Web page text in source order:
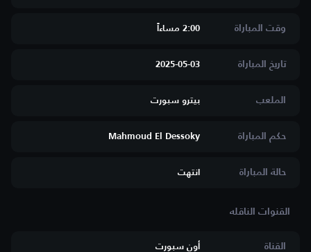
وقت المباراة 2:00 مساءاََ
تاريخ المباراة 2025-05-03
الملعب بيترو سبورت
حكم المباراة Mahmoud El Dessoky
حالة المباراة انتهت
القناة أون سبورت